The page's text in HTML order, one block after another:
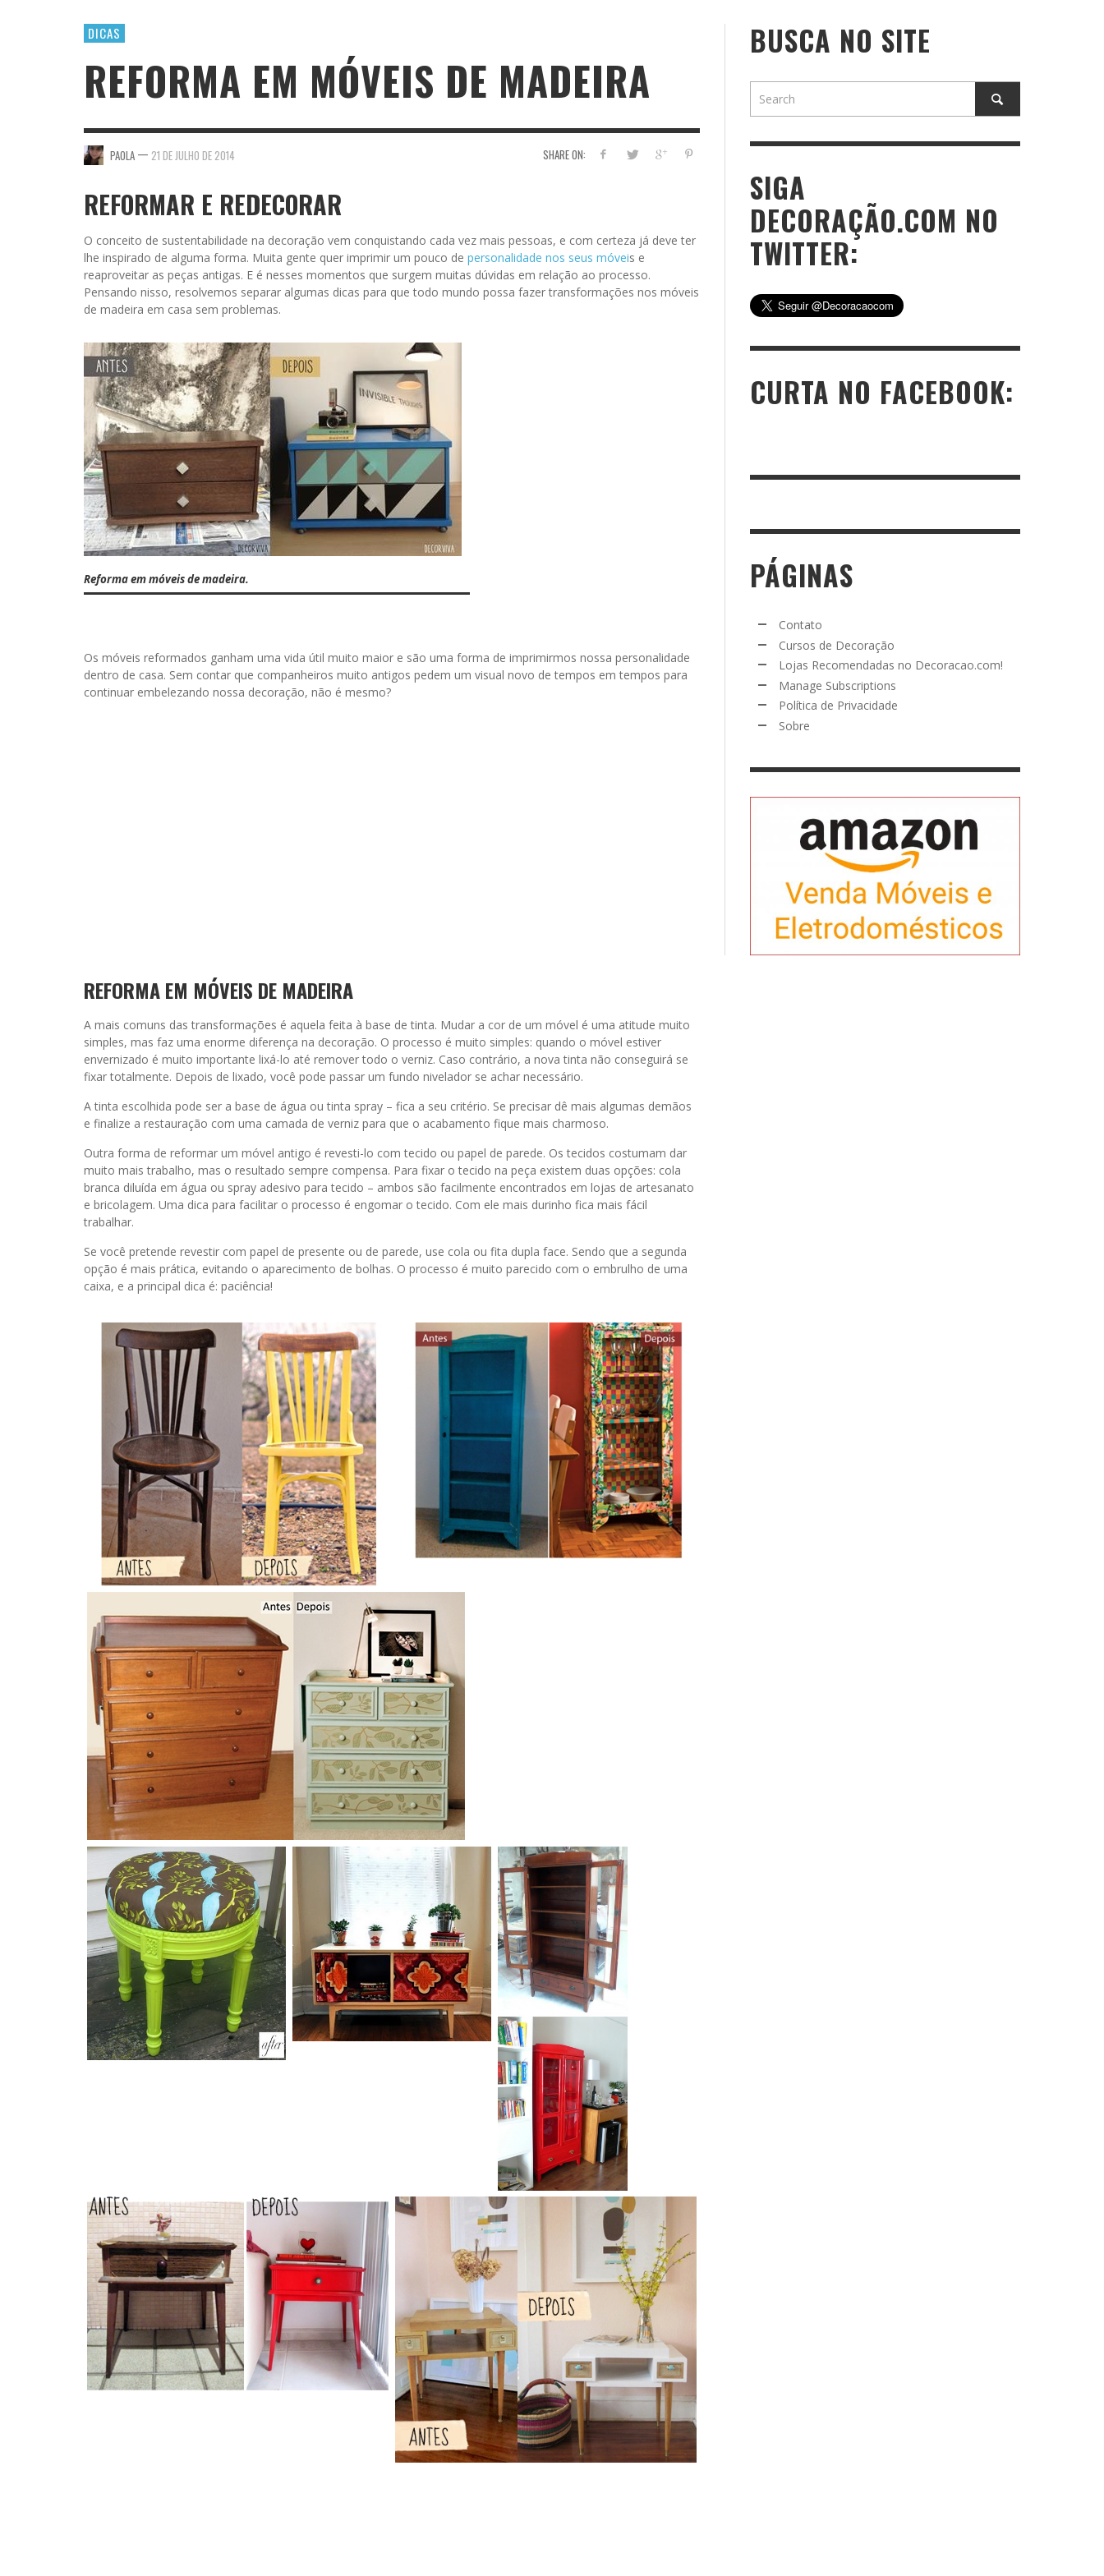
DICAS
REFORMA EM MÓVEIS DE MADEIRA
SHARE ON:
PAOLA — 21 DE JULHO DE 2014
REFORMAR E REDECORAR
O conceito de sustentabilidade na decoração vem conquistando cada vez mais pessoas, e com certeza já deve ter
lhe inspirado de alguma forma. Muita gente quer imprimir um pouco de personalidade nos seus móveis e
reaproveitar as peças antigas. E é nesses momentos que surgem muitas dúvidas em relação ao processo.
Pensando nisso, resolvemos separar algumas dicas para que todo mundo possa fazer transformações nos móveis
de madeira em casa sem problemas.
Reforma em móveis de madeira.
Os móveis reformados ganham uma vida útil muito maior e são uma forma de imprimirmos nossa personalidade
dentro de casa. Sem contar que companheiros muito antigos pedem um visual novo de tempos em tempos para
continuar embelezando nossa decoração, não é mesmo?
REFORMA EM MÓVEIS DE MADEIRA
A mais comuns das transformações é aquela feita à base de tinta. Mudar a cor de um móvel é uma atitude muito
simples, mas faz uma enorme diferença na decoração. O processo é muito simples: quando o móvel estiver
envernizado é muito importante lixá-lo até remover todo o verniz. Caso contrário, a nova tinta não conseguirá se
fixar totalmente. Depois de lixado, você pode passar um fundo nivelador se achar necessário.
A tinta escolhida pode ser a base de água ou tinta spray – fica a seu critério. Se precisar dê mais algumas demãos
e finalize a restauração com uma camada de verniz para que o acabamento fique mais charmoso.
Outra forma de reformar um móvel antigo é revesti-lo com tecido ou papel de parede. Os tecidos costumam dar
muito mais trabalho, mas o resultado sempre compensa. Para fixar o tecido na peça existem duas opções: cola
branca diluída em água ou spray adesivo para tecido – ambos são facilmente encontrados em lojas de artesanato
e bricolagem. Uma dica para facilitar o processo é engomar o tecido. Com ele mais durinho fica mais fácil
trabalhar.
Se você pretende revestir com papel de presente ou de parede, use cola ou fita dupla face. Sendo que a segunda
opção é mais prática, evitando o aparecimento de bolhas. O processo é muito parecido com o embrulho de uma
caixa, e a principal dica é: paciência!
BUSCA NO SITE
SIGA
DECORAÇÃO.COM NO
TWITTER:
CURTA NO FACEBOOK:
PÁGINAS
Contato
Cursos de Decoração
Lojas Recomendadas no Decoracao.com!
Manage Subscriptions
Política de Privacidade
Sobre